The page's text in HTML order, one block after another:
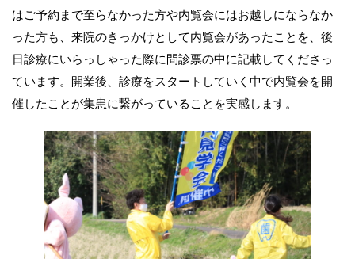
はご予約まで至らなかった方や内覧会にはお越しにならなか
った方も、来院のきっかけとして内覧会があったことを、後
日診療にいらっしゃった際に問診票の中に記載してくださっ
ています。開業後、診療をスタートしていく中で内覧会を開
催したことが集患に繋がっていることを実感します。